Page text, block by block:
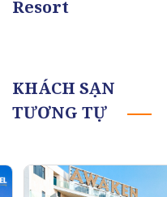
Resort
KHÁCH SẠN
TƯƠNG TỰ